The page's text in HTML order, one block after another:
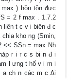
) hồn tồn đưc
= 2 f max . 1.7.2
liên t c v i biên đ c
kho ng (Smin,
<< SSn = max Nh
r i r c s bi n đ i
l ưng t hố v i m i
ch n các m c ∆i